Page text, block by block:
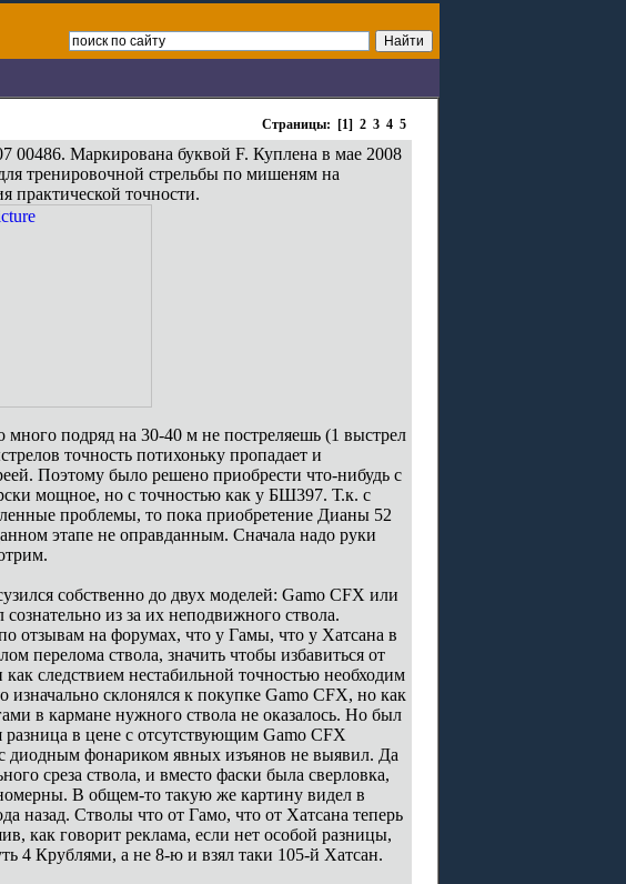
Страницы: [1] 2 3 4 5
00486. Маркирована буквой F. Куплена в мае 2008
тренировочной стрельбы по мишеням на
точности.
подряд на 30-40 м не постреляешь (1 выстрел
точность потихоньку пропадает и
Поэтому было решено приобрести что-нибудь с
мощное, но с точностью как у БШ397. Т.к. с
проблемы, то пока приобретение Дианы 52
этапе не оправданным. Сначала надо руки
собственно до двух моделей: Gamo CFX или
из за их неподвижного ствола.
отзывам на форумах, что у Гамы, что у Хатсана в
перелома ствола, значить чтобы избавиться от
следствием нестабильной точностью необходим
склонялся к покупке Gamo CFX, но как
в кармане нужного ствола не оказалось. Но был
в цене с отсутствующим Gamo CFX
диодным фонариком явных изъянов не выявил. Да
среза ствола, и вместо фаски была сверловка,
В общем-то такую же картину видел в
назад. Стволы что от Гамо, что от Хатсана теперь
как говорит реклама, если нет особой разницы,
4 Крублями, а не 8-ю и взял таки 105-й Хатсан.